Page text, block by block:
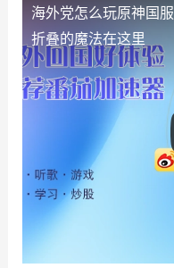
海外党怎么玩原神国服
折叠的魔法在这里